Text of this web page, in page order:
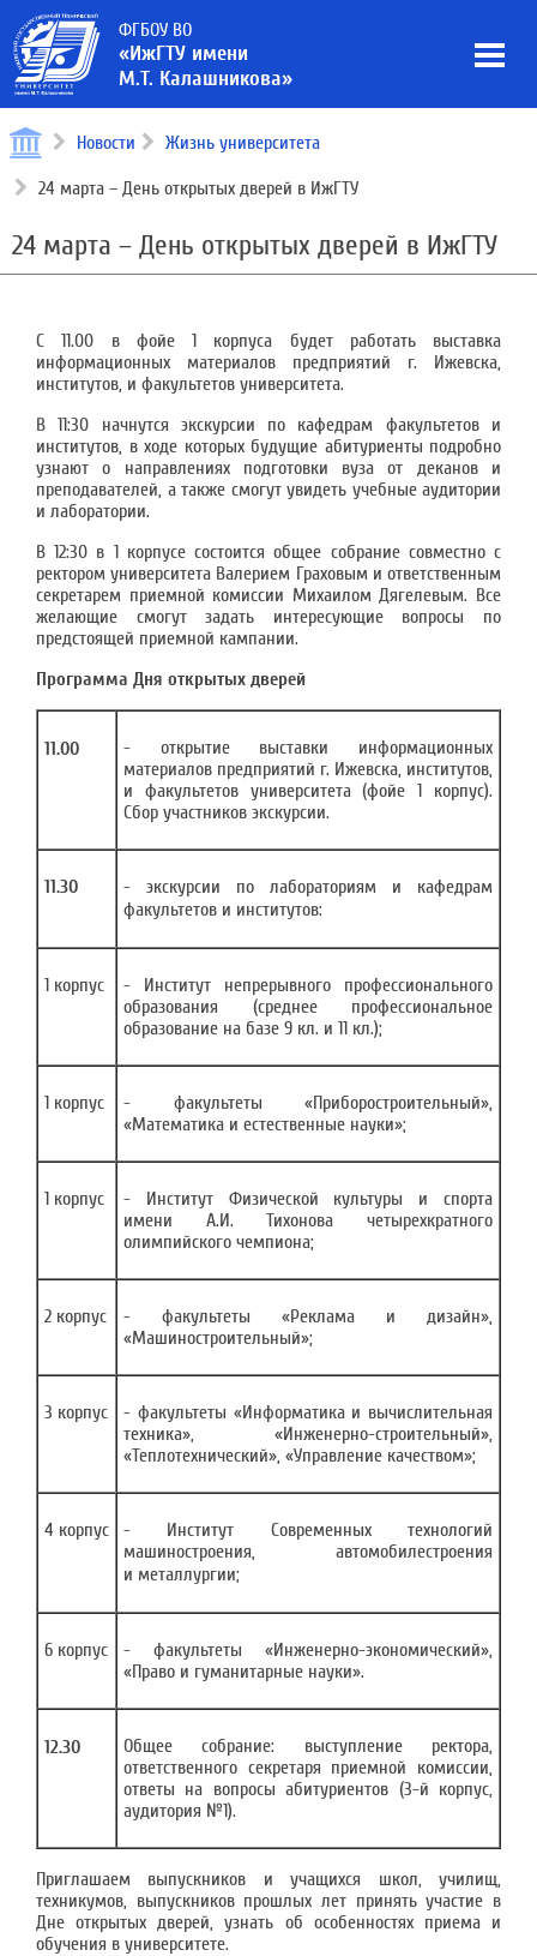
ФГБОУ ВО
«ИжГТУ имени
М.Т. Калашникова»
Новости Жизнь университета
24 марта – День открытых дверей в ИжГТУ
24 марта – День открытых дверей в ИжГТУ
С 11.00 в фойе 1 корпуса будет работать выставка
информационных материалов предприятий г. Ижевска,
институтов, и факультетов университета.
В 11:30 начнутся экскурсии по кафедрам факультетов и
институтов, в ходе которых будущие абитуриенты подробно
узнают о направлениях подготовки вуза от деканов и
преподавателей, а также смогут увидеть учебные аудитории
и лаборатории.
В 12:30 в 1 корпусе состоится общее собрание совместно с
ректором университета Валерием Граховым и ответственным
секретарем приемной комиссии Михаилом Дягелевым. Все
желающие смогут задать интересующие вопросы по
предстоящей приемной кампании.
Программа Дня открытых дверей
11.00
- открытие выставки информационных
материалов предприятий г. Ижевска, институтов,
и факультетов университета (фойе 1 корпус).
Сбор участников экскурсии.
11.30
- экскурсии по лабораториям и кафедрам
факультетов и институтов:
1 корпус
- Институт непрерывного профессионального
образования (среднее профессиональное
образование на базе 9 кл. и 11 кл.);
1 корпус
- факультеты «Приборостроительный»,
«Математика и естественные науки»;
1 корпус
- Институт Физической культуры и спорта
имени А.И. Тихонова четырехкратного
олимпийского чемпиона;
2 корпус
- факультеты «Реклама и дизайн»,
«Машиностроительный»;
3 корпус
- факультеты «Информатика и вычислительная
техника», «Инженерно-строительный»,
«Теплотехнический», «Управление качеством»;
4 корпус
- Институт Современных технологий
машиностроения, автомобилестроения
и металлургии;
6 корпус
- факультеты «Инженерно-экономический»,
«Право и гуманитарные науки».
12.30
Общее собрание: выступление ректора,
ответственного секретаря приемной комиссии,
ответы на вопросы абитуриентов (3-й корпус,
аудитория №1).
Приглашаем выпускников и учащихся школ, училищ,
техникумов, выпускников прошлых лет принять участие в
Дне открытых дверей, узнать об особенностях приема и
обучения в университете.